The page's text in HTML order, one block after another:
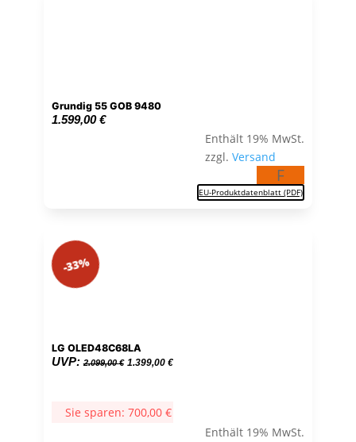
Grundig 55 GOB 9480
1.599,00€
Enthält 19% MwSt.
zzgl.Versand
F
EU-Produktdatenblatt (PDF)
LG OLED48C68LA
UVP: 2.099,00€ Ursprünglicher
2.099,00 €
1.399,00 €Aktueller
Sie sparen: 700,00 €
Enthält 19% MwSt.
-33%